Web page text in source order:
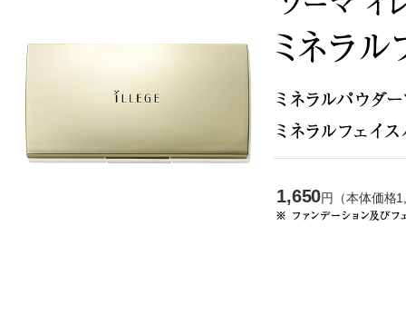
1,650円（本体価格